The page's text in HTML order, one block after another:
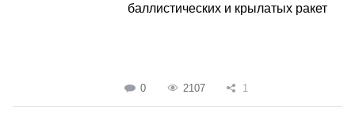
баллистических и крылатых ракет
0 2107 1